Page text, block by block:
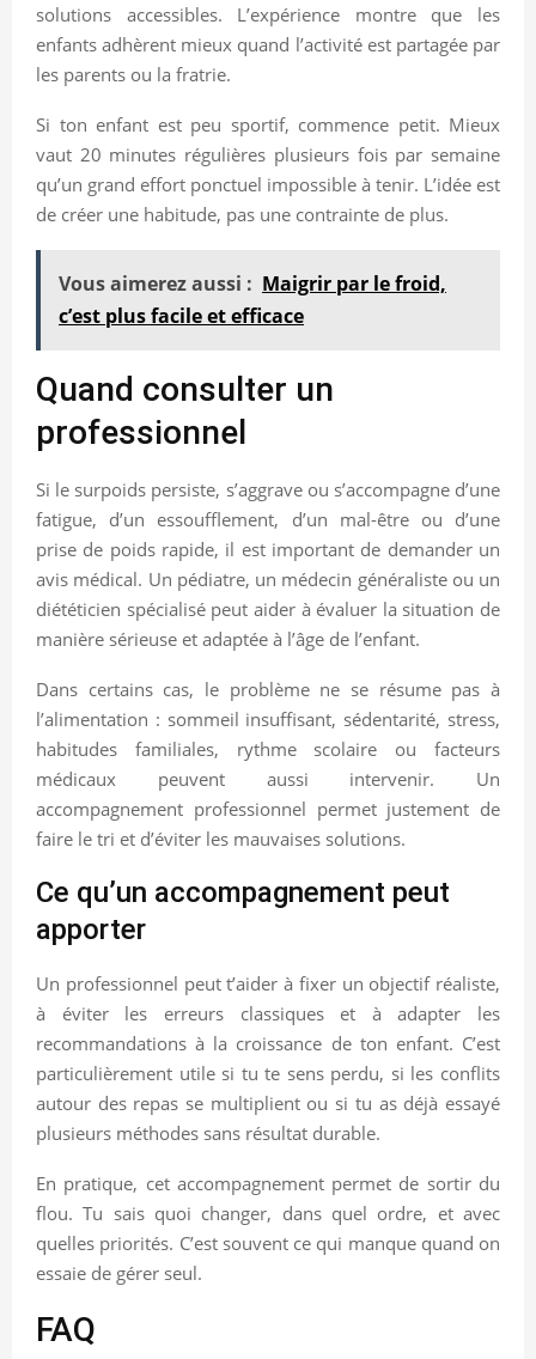
solutions accessibles. L’expérience montre que les
enfants adhèrent mieux quand l’activité est partagée par
les parents ou la fratrie.
Si ton enfant est peu sportif, commence petit. Mieux
vaut 20 minutes régulières plusieurs fois par semaine
qu’un grand effort ponctuel impossible à tenir. L’idée est
de créer une habitude, pas une contrainte de plus.
Vous aimerez aussi : Maigrir par le froid,
c’est plus facile et efficace
Quand consulter un
professionnel
Si le surpoids persiste, s’aggrave ou s’accompagne d’une
fatigue, d’un essoufflement, d’un mal-être ou d’une
prise de poids rapide, il est important de demander un
avis médical. Un pédiatre, un médecin généraliste ou un
diététicien spécialisé peut aider à évaluer la situation de
manière sérieuse et adaptée à l’âge de l’enfant.
Dans certains cas, le problème ne se résume pas à
l’alimentation : sommeil insuffisant, sédentarité, stress,
habitudes familiales, rythme scolaire ou facteurs
médicaux peuvent aussi intervenir. Un
accompagnement professionnel permet justement de
faire le tri et d’éviter les mauvaises solutions.
Ce qu’un accompagnement peut
apporter
Un professionnel peut t’aider à fixer un objectif réaliste,
à éviter les erreurs classiques et à adapter les
recommandations à la croissance de ton enfant. C’est
particulièrement utile si tu te sens perdu, si les conflits
autour des repas se multiplient ou si tu as déjà essayé
plusieurs méthodes sans résultat durable.
En pratique, cet accompagnement permet de sortir du
flou. Tu sais quoi changer, dans quel ordre, et avec
quelles priorités. C’est souvent ce qui manque quand on
essaie de gérer seul.
FAQ